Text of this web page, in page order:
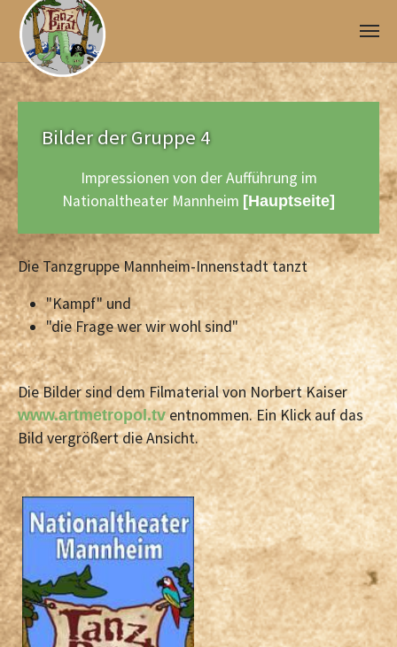
Skip to main content
Bilder der Gruppe 4
Impressionen von der Aufführung im
Nationaltheater Mannheim [Hauptseite]
Die Tanzgruppe Mannheim-Innenstadt tanzt
"Kampf" und
"die Frage wer wir wohl sind"
Die Bilder sind dem Filmaterial von Norbert Kaiser
www.artmetropol.tventnommen. Ein Klick auf das
Bild vergrößert die Ansicht.